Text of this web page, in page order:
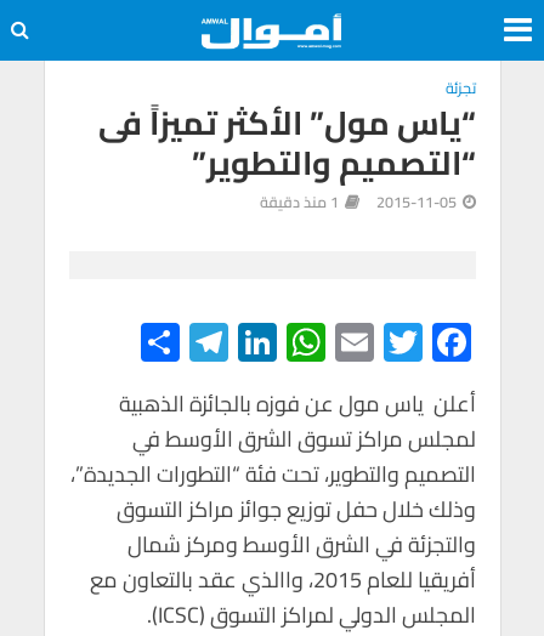
تجزئة
“ياس مول” الأكثر تميزاً فى
“التصميم والتطوير”
2015-11-05 1 منذ دقيقة
F
ac
e
b
o
o
k
T
wi
tt
er
E
m
ail
W
h
at
s
A
p
p
Li
n
ke
dI
n
Te
le
gr
a
m
h
ar
e
أعلن ياس مول عن فوزه بالجائزة الذهبية
لمجلس مراكز تسوق الشرق الأوسط في
التصميم والتطوير، تحت فئة “التطورات الجديدة”،
وذلك خلال حفل توزيع جوائز مراكز التسوق
والتجزئة في الشرق الأوسط ومركز شمال
أفريقيا للعام 2015، واالذي عقد بالتعاون مع
المجلس الدولي لمراكز التسوق (ICSC).